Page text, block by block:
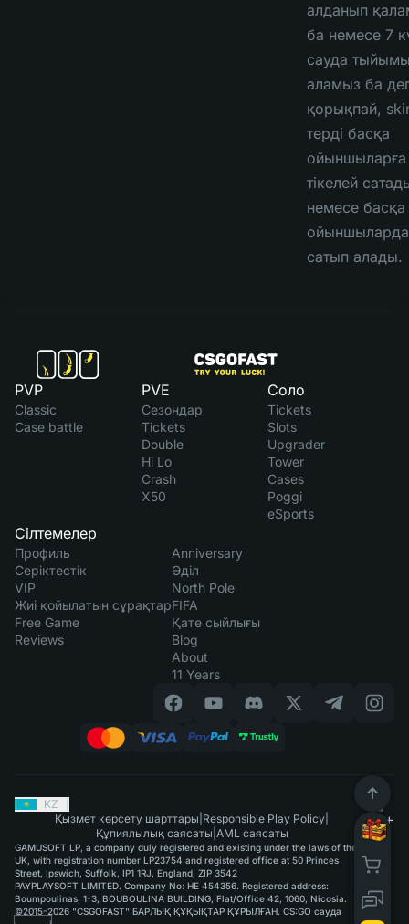
алданып
ба немесе 7
сауда
аламыз ба
қорықпай,
терді басқа
ойыншыларға
тікелей
немесе басқа
сатып алады.
PVP
Classic
Case battle
PVE
Сезондар
Tickets
Double
Hi Lo
Crash
X50
Соло
Tickets
Slots
Upgrader
Tower
Cases
Poggi
eSports
Сілтемелер
Профиль
Серіктестік
VIP
Жиі қойылатын сұрақтар
Free Game
Reviews
Anniversary
Әділ
North Pole
FIFA
Қате сыйлығы
Blog
About
11 Years
KZ
Қызмет көрсету шарттары Responsible Play Policy
Құпиялылық саясаты AML саясаты
GAMUSOFT LP, a company duly registered and existing under the laws of the
UK, with registration number LP23754 and registered office at 50 Princes
Street, Ipswich, Suffolk, IP1 1RJ, England, ZIP 3542
PAYPLAYSOFT LIMITED. Company No: HE 454356. Registered address:
Boumpoulinas, 1-3, BOUBOULINA BUILDING, Flat/Office 42, 1060, Nicosia.
©2015-2026 "CSGOFAST" БАРЛЫҚ ҚҰҚЫҚТАР ҚҰРЫЛҒАН. CS:GO сауда